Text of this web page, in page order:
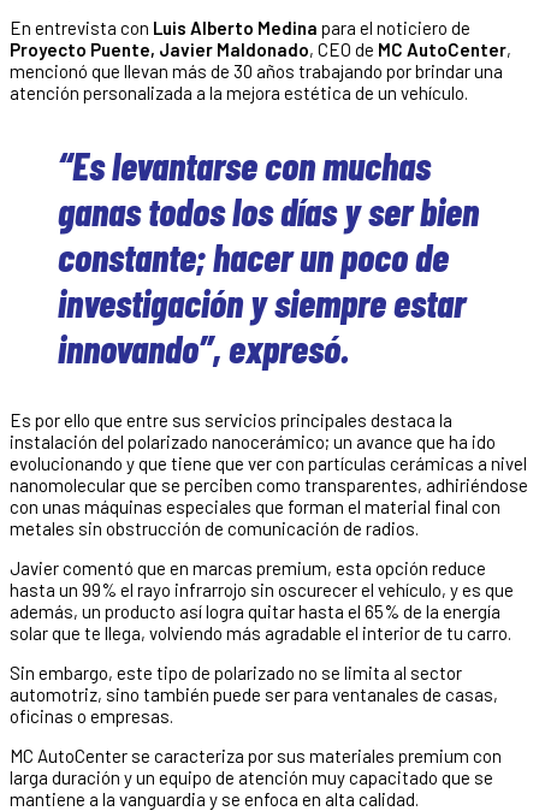
En entrevista con Luis Alberto Medina para el noticiero de
Proyecto Puente, Javier Maldonado, CEO de MC AutoCenter,
mencionó que llevan más de 30 años trabajando por brindar una
atención personalizada a la mejora estética de un vehículo.
“Es levantarse con muchas
ganas todos los días y ser bien
constante; hacer un poco de
investigación y siempre estar
innovando”, expresó.
Es por ello que entre sus servicios principales destaca la
instalación del polarizado nanocerámico; un avance que ha ido
evolucionando y que tiene que ver con partículas cerámicas a nivel
nanomolecular que se perciben como transparentes, adhiriéndose
con unas máquinas especiales que forman el material final con
metales sin obstrucción de comunicación de radios.
Javier comentó que en marcas premium, esta opción reduce
hasta un 99% el rayo infrarrojo sin oscurecer el vehículo, y es que
además, un producto así logra quitar hasta el 65% de la energía
solar que te llega, volviendo más agradable el interior de tu carro.
Sin embargo, este tipo de polarizado no se limita al sector
automotriz, sino también puede ser para ventanales de casas,
oficinas o empresas.
MC AutoCenter se caracteriza por sus materiales premium con
larga duración y un equipo de atención muy capacitado que se
mantiene a la vanguardia y se enfoca en alta calidad.